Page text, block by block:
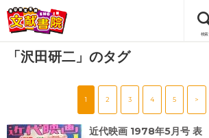
検索
会員登録
「沢田研二」のタグ
1 2 3 4 5 >
近代映画 1978年5月号 表